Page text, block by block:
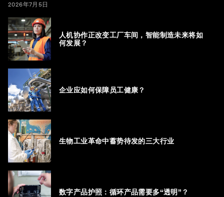
2026年7月5日
人机协作正改变工厂车间，智能制造未来将如
何发展？
企业应如何保障员工健康？
生物工业革命中蓄势待发的三大行业
数字产品护照：循环产品需要多“透明”？